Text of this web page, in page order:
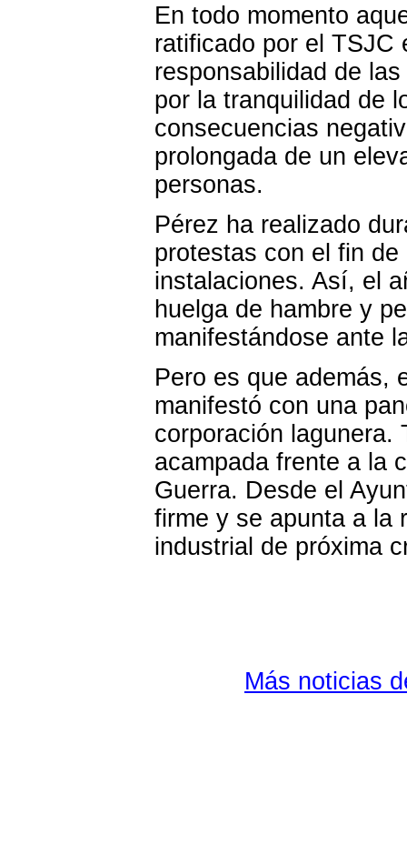
En todo momento
ratificado por el TSJC
responsabilidad de
por la tranquilidad de
consecuencias
prolongada de un
personas.
Pérez ha realizado
protestas con el fin
instalaciones. Así, el
huelga de hambre y
manifestándose ante
Pero es que además,
manifestó con una
corporación lagunera.
acampada frente a la
Guerra. Desde el
firme y se apunta a la
industrial de próxima
Más noticias